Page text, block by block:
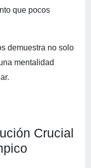
que pocos
demuestra no solo
mentalidad
Crucial